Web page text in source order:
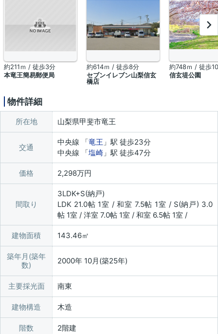
約211ｍ / 徒歩3分
本竜王簡易郵便局
約614ｍ / 徒歩8分
セブンイレブン山梨信玄
橋店
約748ｍ / 徒歩
信玄堤公園
物件詳細
所在地 山梨県甲斐市竜王
交通
中央線 「竜王 」駅 徒歩23分
中央線 「塩崎 」駅 徒歩47分
価格 2,298万円
間取り
3LDK+S(納戸)
LDK 21.0帖 1室 / 和室 7.5帖 1室 / S(納戸) 3.0
帖 1室 / 洋室 7.0帖 1室 / 和室 6.5帖 1室 /
建物面積 143.46㎡
築年月(築年
数)
2000年 10月(築25年)
主要採光面 南東
建物構造 木造
階数 2階建